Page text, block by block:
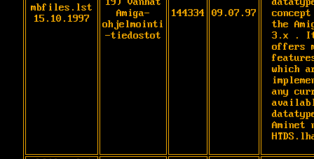
mbfiles.lst
15.10.1997
Amiga-
ohjelmointi
-tiedostot
144334 09.07.97
the
3.x .
offers
which
any
Aminet